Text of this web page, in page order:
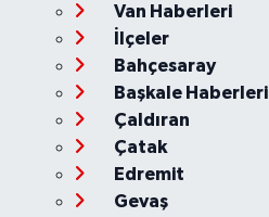
Van Haberleri
İlçeler
Bahçesaray
Başkale Haberleri
Çaldıran
Çatak
Edremit
Gevaş